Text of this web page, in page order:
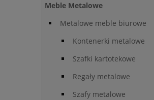
Meble Metalowe
Metalowe meble biurowe
Kontenerki metalowe
Szafki kartotekowe
Regały metalowe
Szafy metalowe